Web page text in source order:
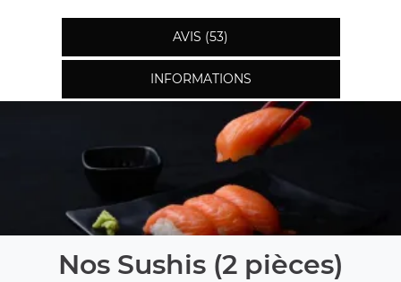
AVIS (53)
INFORMATIONS
Nos Sushis (2 pièces)